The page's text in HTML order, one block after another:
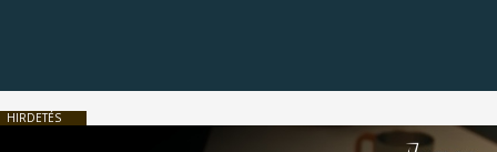
HIRDETÉS